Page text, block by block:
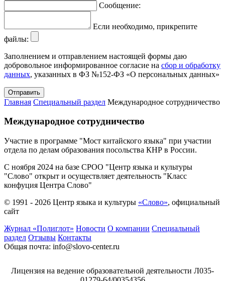
Сообщение:
Если необходимо, прикрепите
файлы:
Заполнением и отправлением настоящей формы даю
добровольное информированное согласие на сбор и обработку
данных, указанных в ФЗ №152-ФЗ «О персональных данных»
Главная Специальный раздел Международное сотрудничество
Международное сотрудничество
Участие в программе "Мост китайского языка" при участии
отдела по делам образования посольства КНР в России.
С ноября 2024 на базе СРОО "Центр языка и культуры
"Слово" открыт и осуществляет деятельность "Класс
конфуция Центра Слово"
© 1991 - 2026 Центр языка и культуры «Слово», официальный
сайт
Журнал «Полиглот» Новости О компании Специальный
раздел Отзывы Контакты
Общая почта: info@slovo-center.ru
Лицензия на ведение образовательной деятельности Л035-